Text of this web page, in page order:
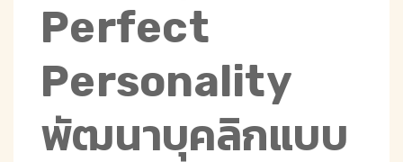
Perfect
Personality
พัฒนาบุคลิกแบบ